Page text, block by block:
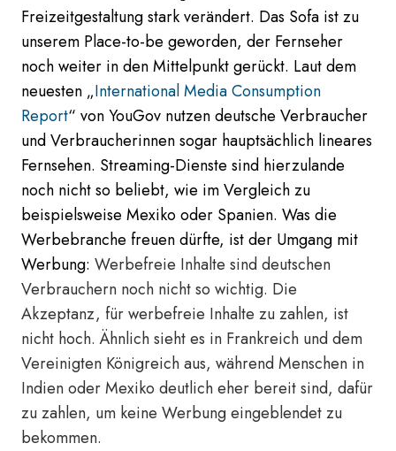
Freizeitgestaltung stark verändert. Das Sofa ist zu
unserem Place-to-be geworden, der Fernseher
noch weiter in den Mittelpunkt gerückt. Laut dem
neuesten „International Media Consumption
Report“ von YouGov nutzen deutsche Verbraucher
und Verbraucherinnen sogar hauptsächlich lineares
Fernsehen. Streaming-Dienste sind hierzulande
noch nicht so beliebt, wie im Vergleich zu
beispielsweise Mexiko oder Spanien. Was die
Werbebranche freuen dürfte, ist der Umgang mit
Werbung: Werbefreie Inhalte sind deutschen
Verbrauchern noch nicht so wichtig. Die
Akzeptanz, für werbefreie Inhalte zu zahlen, ist
nicht hoch. Ähnlich sieht es in Frankreich und dem
Vereinigten Königreich aus, während Menschen in
Indien oder Mexiko deutlich eher bereit sind, dafür
zu zahlen, um keine Werbung eingeblendet zu
bekommen.